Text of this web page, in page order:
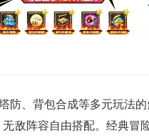
防、背包合成等多元玩法
敌阵容自由搭配。经典冒